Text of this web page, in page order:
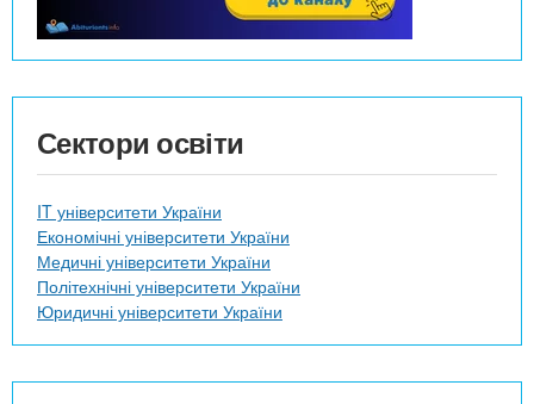
Сектори освіти
IT університети України
Економічні університети України
Медичні університети України
Політехнічні університети України
Юридичні університети України